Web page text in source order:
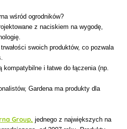
wśród ogrodników?
z naciskiem na wygodę,
swoich produktów, co pozwala
i łatwe do łączenia (np.
Gardena ma produkty dla
Group, jednego z największych na